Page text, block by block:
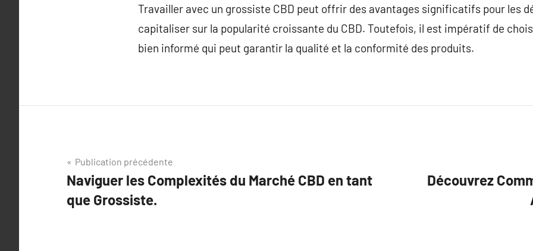
Travailler avec un grossiste CBD peut offrir des avantages significatifs pour les
capitaliser sur la popularité croissante du CBD. Toutefois, il est impératif de
bien informé qui peut garantir la qualité et la conformité des produits.
Navigation
de
l’article
Publication précédente
Naviguer les Complexités du Marché CBD en tant
que Grossiste.
Découvrez